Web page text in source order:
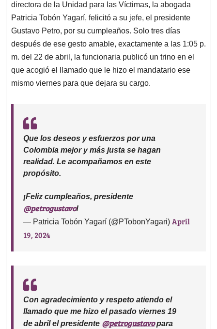
A
p
p
o
o
k
d
I
n
d
s
directora de la Unidad para las Víctimas, la abogada
Patricia Tobón Yagarí, felicitó a su jefe, el presidente
Gustavo Petro, por su cumpleaños. Solo tres días
después de ese gesto amable, exactamente a las 1:05 p.
m. del 22 de abril, la funcionaria publicó un trino en el
que acogió el llamado que le hizo el mandatario ese
mismo viernes para que dejara su cargo.
Que los deseos y esfuerzos por una
Colombia mejor y más justa se hagan
realidad. Le acompañamos en este
propósito.
¡Feliz cumpleaños, presidente
@petrogustavo!
— Patricia Tobón Yagarí (@PTobonYagari) April
19, 2024
Con agradecimiento y respeto atiendo el
llamado que me hizo el pasado viernes 19
de abril el presidente @petrogustavopara